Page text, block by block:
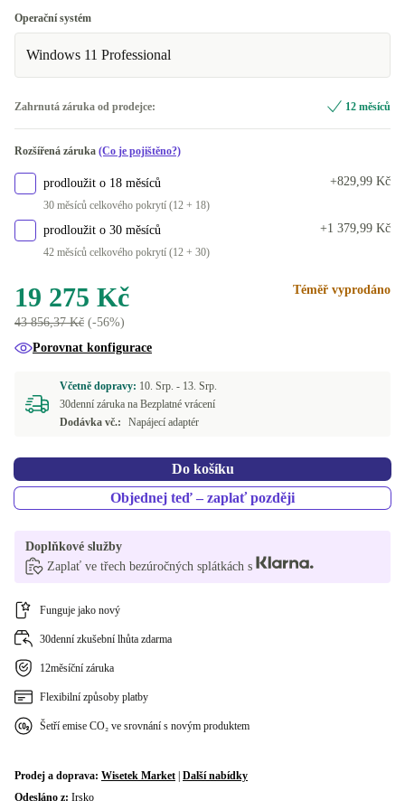
ne
K dispozici v jiné konfiguraci
ano
Operační systém
Windows 11 Professional
Zahrnutá záruka od prodejce: 12 měsíců
Rozšířená záruka (Co je pojištěno?)
prodloužit o 18 měsíců
30 měsíců celkového pokrytí (12 + 18)
+829,99 Kč
prodloužit o 30 měsíců
42 měsíců celkového pokrytí (12 + 30)
+1 379,99 Kč
19 275 Kč
43 856,37 Kč (-56%)
Téměř vyprodáno
Porovnat konfigurace
Včetně dopravy: 10. Srp. - 13. Srp.
30denní záruka na Bezplatné vrácení
Dodávka vč.:
Napájecí adaptér
Do košíku
Objednej teď – zaplať později
Doplňkové služby
Zaplať ve třech bezúročných splátkách s
Funguje jako nový
30denní zkušební lhůta zdarma
12měsíční záruka
Flexibilní způsoby platby
Šetří emise CO₂ ve srovnání s novým produktem
Prodej a doprava: Wisetek Market Další nabídky
Odesláno z: Irsko